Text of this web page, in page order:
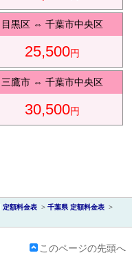
紹
目黒区⇔ 千葉市中央区
25,500円
三鷹市⇔ 千葉市中央区
30,500円
定額料金表 > 千葉県 定額料金表 >
このページの先頭へ